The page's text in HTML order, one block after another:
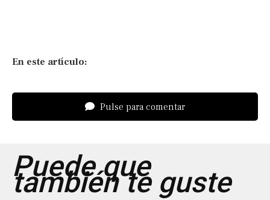
En este artículo:
Pulse para comentar
Puede que
también te guste